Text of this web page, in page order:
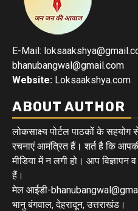
E-Mail:
bhanubangwal@gmail.com
Website: Loksaakshya.com
ABOUT AUTHOR
लोकसाक्ष्य पोर्टल पाठकों के
रचनाएं आमंत्रित हैं। शर्त है कि
मीडिया में न लगी हो। आप
हैं।
मेल आईडी-
भानु बंगवाल, देहरादून, उत्तराखंड।